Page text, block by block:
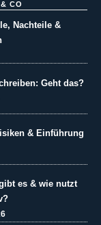
CO
Nachteile &
Geht das?
& Einführung
es & wie nutzt